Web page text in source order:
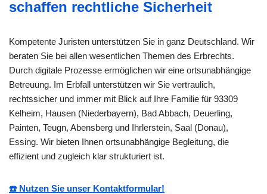
schaffen rechtliche Sicherheit
Kompetente Juristen unterstützen Sie in ganz Deutschland. Wir
beraten Sie bei allen wesentlichen Themen des Erbrechts.
Durch digitale Prozesse ermöglichen wir eine ortsunabhängige
Betreuung. Im Erbfall unterstützen wir Sie vertraulich,
rechtssicher und immer mit Blick auf Ihre Familie für 93309
Kelheim, Hausen (Niederbayern), Bad Abbach, Deuerling,
Painten, Teugn, Abensberg und Ihrlerstein, Saal (Donau),
Essing. Wir bieten Ihnen ortsunabhängige Begleitung, die
effizient und zugleich klar strukturiert ist.
☎️ Nutzen Sie unser Kontaktformular!